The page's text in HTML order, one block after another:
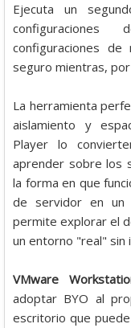
Ejecuta un
configuraciones
seguro mientras,
La herramienta
aislamiento y
Player lo
aprender sobre los
la forma en que
de servidor en un
permite explorar el
un entorno "real"
VMware
adoptar BYO al
escritorio que